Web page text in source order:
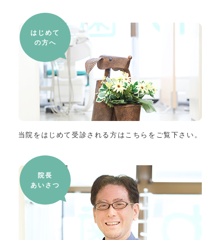
はじめて
の方へ
当院をはじめて受診される方はこちらをご覧下さい。
院長
あいさつ